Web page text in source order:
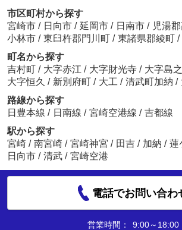
市区町村から探す
宮崎市 / 日向市 / 延岡市 / 日南市 / 児湯
小林市 / 東臼杵郡門川町 / 東諸県郡綾町 /
町名から探す
吉村町 / 大字赤江 / 大字財光寺 / 大字島
大字恒久 / 新別府町 / 大工 / 清武町加納 /
路線から探す
日豊本線 / 日南線 / 宮崎空港線 / 吉都線
駅から探す
宮崎 / 南宮崎 / 宮崎神宮 / 田吉 / 加納 / 蓮
日向市 / 清武 / 宮崎空港
電話でお問い合わ
営業時間：
9:00～18:00